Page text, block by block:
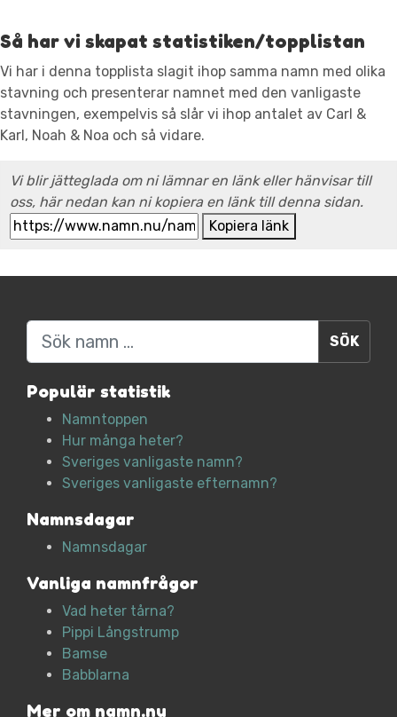
Så har vi skapat statistiken/topplistan
Vi har i denna topplista slagit ihop samma namn med olika
stavning och presenterar namnet med den vanligaste
stavningen, exempelvis så slår vi ihop antalet av Carl &
Karl, Noah & Noa och så vidare.
Vi blir jätteglada om ni lämnar en länk eller hänvisar till
oss, här nedan kan ni kopiera en länk till denna sidan.
Kopiera länk
Sök
Populär statistik
Namntoppen
Hur många heter?
Sveriges vanligaste namn?
Sveriges vanligaste efternamn?
Namnsdagar
Namnsdagar
Vanliga namnfrågor
Vad heter tårna?
Pippi Långstrump
Bamse
Babblarna
Mer om namn.nu